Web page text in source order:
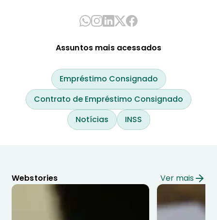
Assuntos mais acessados
Empréstimo Consignado
Contrato de Empréstimo Consignado
Notícias
INSS
Webstories Ver mais